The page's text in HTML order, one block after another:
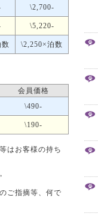
\2,700-
\5,220-
\2,250×泊数
会員価格
\490-
\190-
はお客様の持ち
ご指摘等、何で